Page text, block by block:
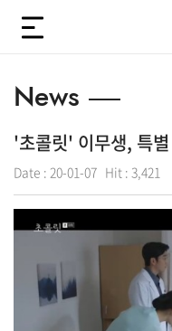
News
'초콜릿' 이무생, 특
Date : 20-01-07 Hit : 3,421